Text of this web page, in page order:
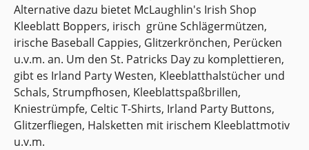
Alternative dazu bietet McLaughlin's Irish Shop
Kleeblatt Boppers, irisch grüne Schlägermützen,
irische Baseball Cappies, Glitzerkrönchen, Perücken
u.v.m. an. Um den St. Patricks Day zu komplettieren,
gibt es Irland Party Westen, Kleeblatthalstücher und
Schals, Strumpfhosen, Kleeblattspaßbrillen,
Kniestrümpfe, Celtic T-Shirts, Irland Party Buttons,
Glitzerfliegen, Halsketten mit irischem Kleeblattmotiv
u.v.m.